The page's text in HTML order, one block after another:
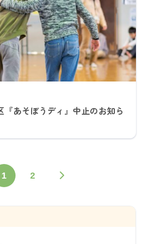
あそぼうディ』中止のお知ら
1 2